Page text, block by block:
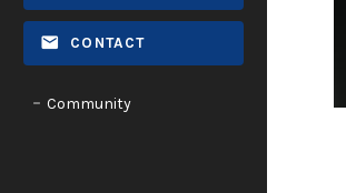
CONTACT
Community